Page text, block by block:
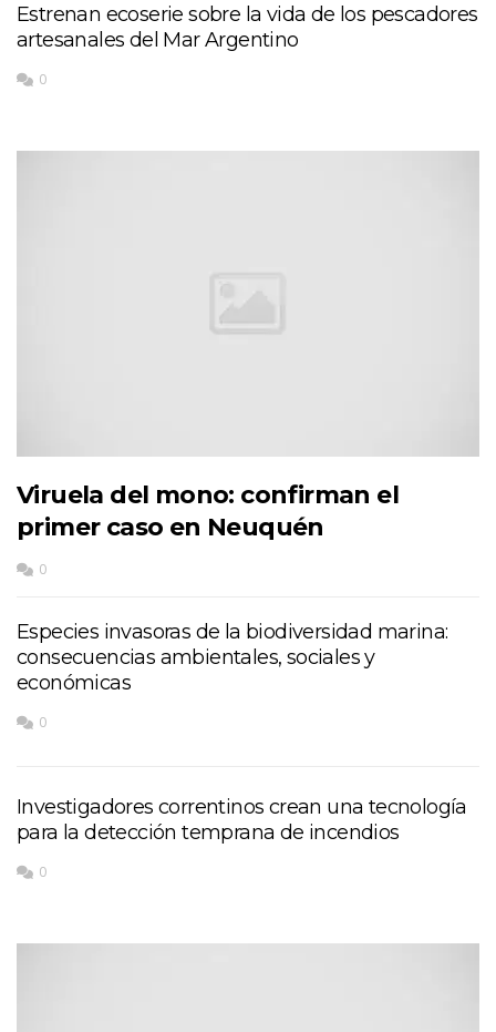
Estrenan ecoserie sobre la vida de los pescadores
artesanales del Mar Argentino
0
Viruela del mono: confirman el
primer caso en Neuquén
0
Especies invasoras de la biodiversidad marina:
consecuencias ambientales, sociales y
económicas
0
Investigadores correntinos crean una tecnología
para la detección temprana de incendios
0